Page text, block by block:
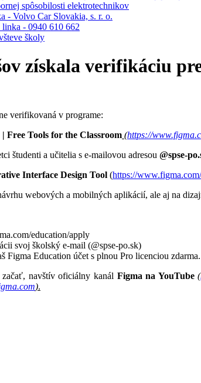
spôsobilosti elektrotechnikov
- Volvo Car Slovakia, s. r. o.
- 0940 610 662
školy
získala verifikáciu
verifikovaná v programe:
Free Tools for the Classroom (https://
študenti a učitelia s e-mailovou adresou @spse-
Interface Design Tool (https://www.figma.com/
webových a mobilných aplikácií, ale aj na
education/apply
svoj školský e-mail (@spse-po.sk)
Figma Education účet s plnou Pro licenciou zdarma.
navštív oficiálny kanál Figma na YouTube(
).